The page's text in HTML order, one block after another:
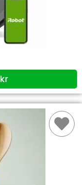
kr